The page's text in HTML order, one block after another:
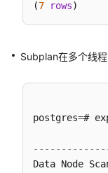
性
优
概
述
断
(7 rows
Subplan在多个线程
postgres=#
Data Node